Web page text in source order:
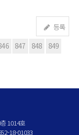
등록
847 848
849
1014호
18-01033